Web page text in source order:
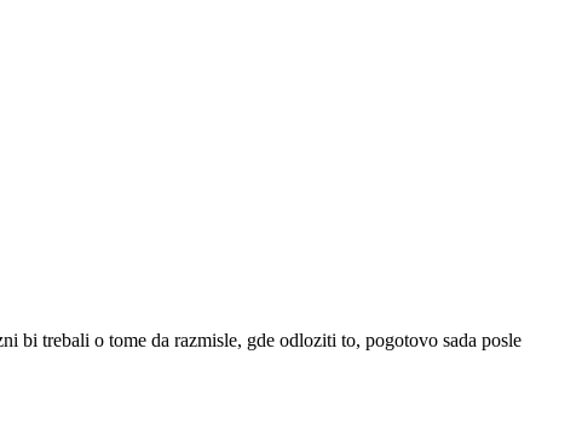
bi trebali o tome da razmisle, gde odloziti to, pogotovo sada posle